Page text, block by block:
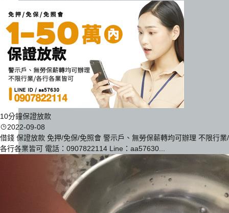
10分鐘保證放款
2022-09-08
借錢 保證放款 免押/免保/免照會 警示戶、無勞保薪轉均可辦理 不限行業/
各行各業皆可 電話：0907822114 Line：aa57630...